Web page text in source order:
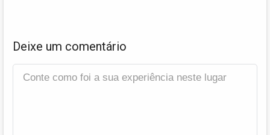
Deixe um comentário